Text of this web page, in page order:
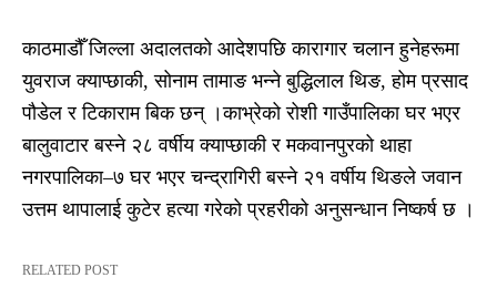
काठमाडौँ जिल्ला अदालतको आदेशपछि कारागार चलान हुनेहरूमा
युवराज क्याप्छाकी, सोनाम तामाङ भन्ने बुद्धिलाल थिङ, होम प्रसाद
पौडेल र टिकाराम बिक छन् ।काभ्रेको रोशी गाउँपालिका घर भएर
बालुवाटार बस्ने २८ वर्षीय क्याप्छाकी र मकवानपुरको थाहा
नगरपालिका–७ घर भएर चन्द्रागिरी बस्ने २१ वर्षीय थिङले जवान
उत्तम थापालाई कुटेर हत्या गरेको प्रहरीको अनुसन्धान निष्कर्ष छ ।
RELATED POST